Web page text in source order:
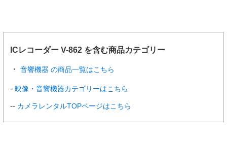
ICレコーダー V-862 を含む商品カテゴリー
音響機器 の商品一覧はこちら
映像・音響機器カテゴリーはこちら
カメラレンタルTOPページはこちら